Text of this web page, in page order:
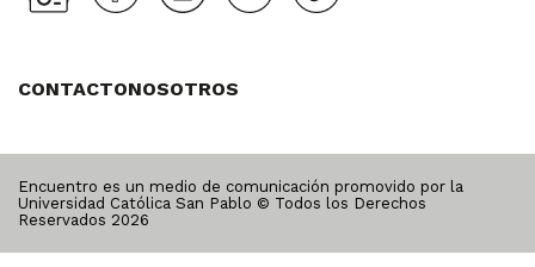
CONTACTONOSOTROS
Encuentro es un medio de comunicación promovido por la
Universidad Católica San Pablo © Todos los Derechos
Reservados 2026